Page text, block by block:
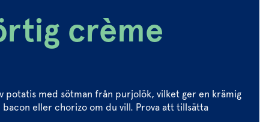
crème
potatis med sötman från purjolök, vilket ger en krämig
eller chorizo om du vill. Prova att tillsätta